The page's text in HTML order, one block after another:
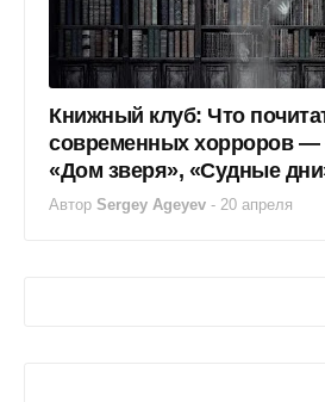
Книжный клуб: Что
современных хорроров —
«Дом зверя», «Судные
Автор Sergey Ageyev - 20 апреля